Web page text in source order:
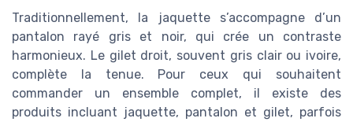
Traditionnellement, la jaquette s’accompagne d’un
pantalon rayé gris et noir, qui crée un contraste
harmonieux. Le gilet droit, souvent gris clair ou ivoire,
complète la tenue. Pour ceux qui souhaitent
commander un ensemble complet, il existe des
produits incluant jaquette, pantalon et gilet, parfois